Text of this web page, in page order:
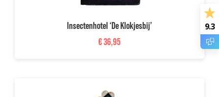
Insectenhotel ‘De Klokjesbij’
€36,95
9.3